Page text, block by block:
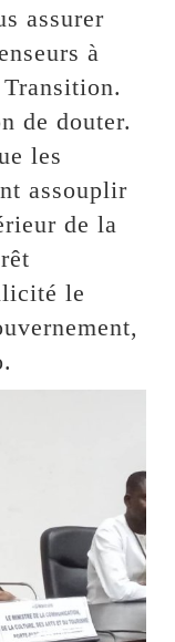
assurer
à
de douter.
les
assouplir
de la
le